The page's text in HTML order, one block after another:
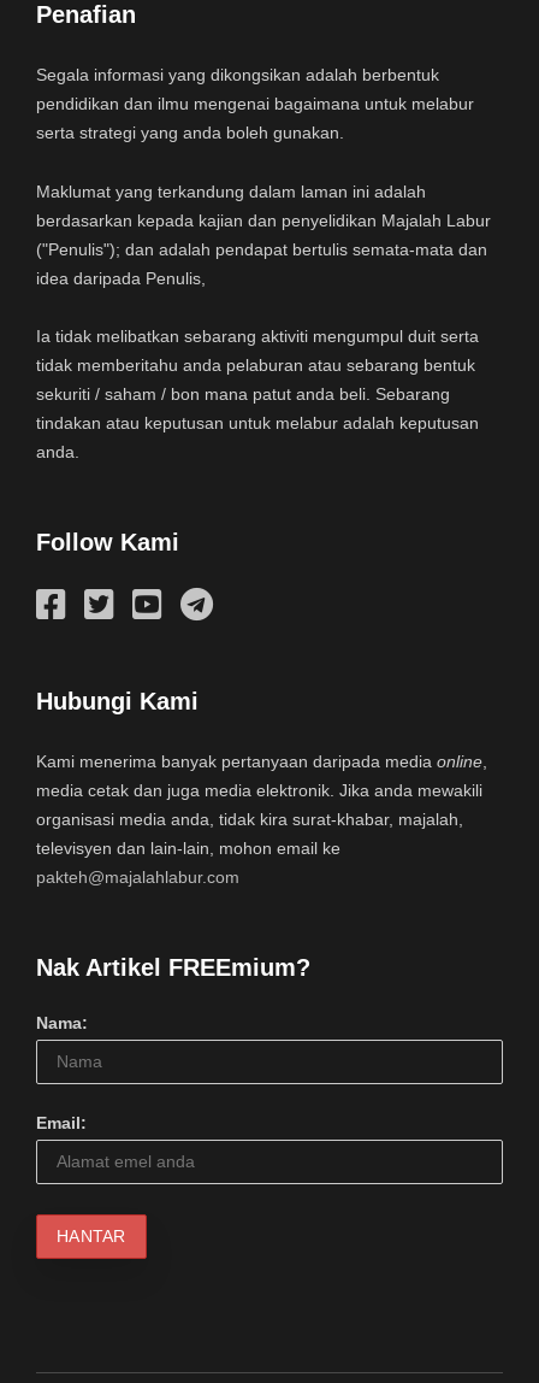
Penafian
Segala informasi yang dikongsikan adalah berbentuk
pendidikan dan ilmu mengenai bagaimana untuk melabur
serta strategi yang anda boleh gunakan.
Maklumat yang terkandung dalam laman ini adalah
berdasarkan kepada kajian dan penyelidikan Majalah Labur
("Penulis"); dan adalah pendapat bertulis semata-mata dan
idea daripada Penulis,
Ia tidak melibatkan sebarang aktiviti mengumpul duit serta
tidak memberitahu anda pelaburan atau sebarang bentuk
sekuriti / saham / bon mana patut anda beli. Sebarang
tindakan atau keputusan untuk melabur adalah keputusan
anda.
Follow Kami
Hubungi Kami
Kami menerima banyak pertanyaan daripada media online
media cetak dan juga media elektronik. Jika anda mewakili
organisasi media anda, tidak kira surat-khabar, majalah,
televisyen dan lain-lain, mohon email ke
pakteh@majalahlabur.com
Nak Artikel FREEmium?
Nama:
Email: